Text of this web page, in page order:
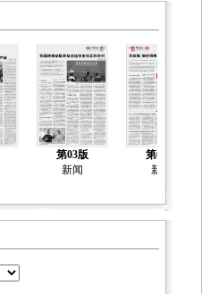
第03版
新闻
第04版
新闻